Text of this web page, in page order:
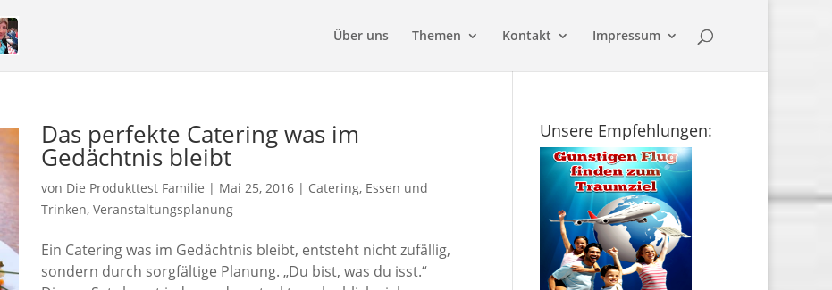
Über uns Themen Kontakt Impressum
Das perfekte Catering was im
Gedächtnis bleibt
von Die Produkttest Familie | Mai 25, 2016 | Catering, Essen und
Trinken,Veranstaltungsplanung
Ein Catering was im Gedächtnis bleibt, entsteht nicht zufällig,
sondern durch sorgfältige Planung. „Du bist, was du isst.“
Unsere Empfehlungen: